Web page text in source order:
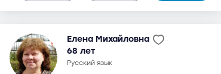
Елена Михайловна
68 лет
русский язык